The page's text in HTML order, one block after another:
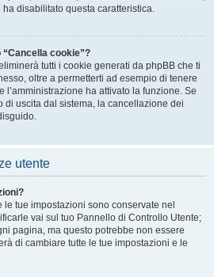
disabilitato questa caratteristica.
cookie”?
tutti i cookie generati da phpBB che ti
oltre a permetterti ad esempio di tenere
l’amministrazione ha attivato la funzione. Se
di uscita dal sistema, la cancellazione dei
utente
tue impostazioni sono conservate nel
vai sul tuo Pannello di Controllo Utente;
pagina, ma questo potrebbe non essere
di cambiare tutte le tue impostazioni e le